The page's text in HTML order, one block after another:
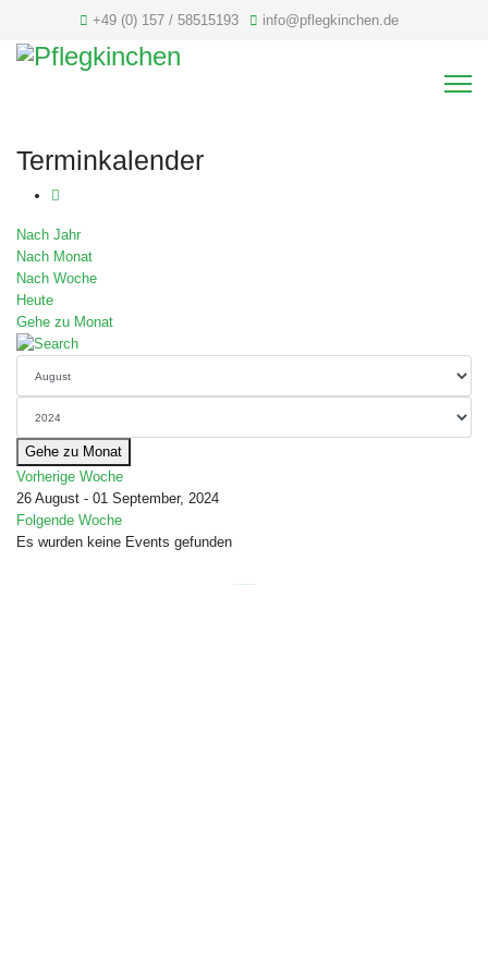
+49 (0) 157 / 58515193 info@pflegkinchen.de
Terminkalender
Nach Jahr
Nach Monat
Nach Woche
Heute
Gehe zu Monat
Gehe zu Monat
Vorherige Woche
26 August - 01 September, 2024
Folgende Woche
Es wurden keine Events gefunden